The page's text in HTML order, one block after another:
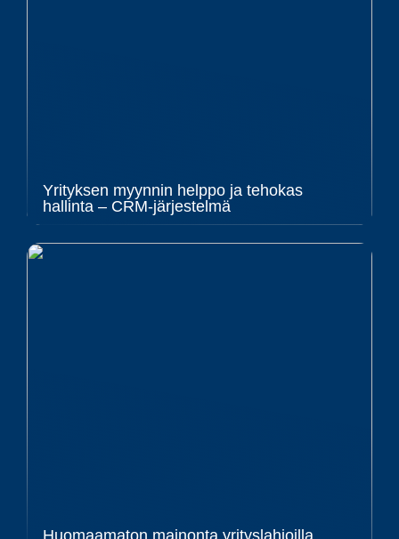
Yrityksen myynnin helppo ja tehokas
hallinta – CRM-järjestelmä
Huomaamaton mainonta yrityslahjoilla